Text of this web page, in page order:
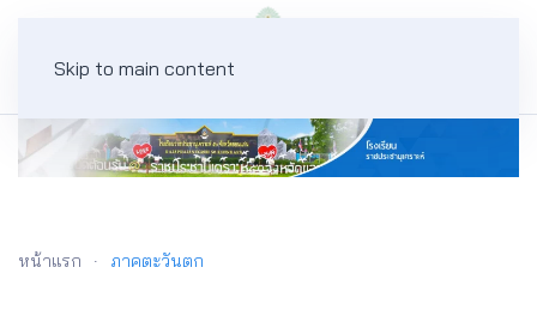
Skip to main content
หน้าแรก ภาคตะวันตก